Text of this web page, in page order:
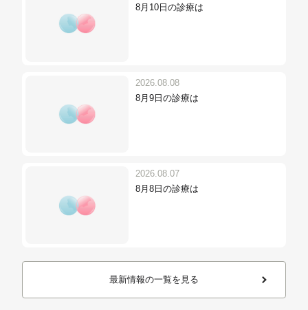
8月10日の診療は
2026.08.08
8月9日の診療は
2026.08.07
8月8日の診療は
最新情報の一覧を見る